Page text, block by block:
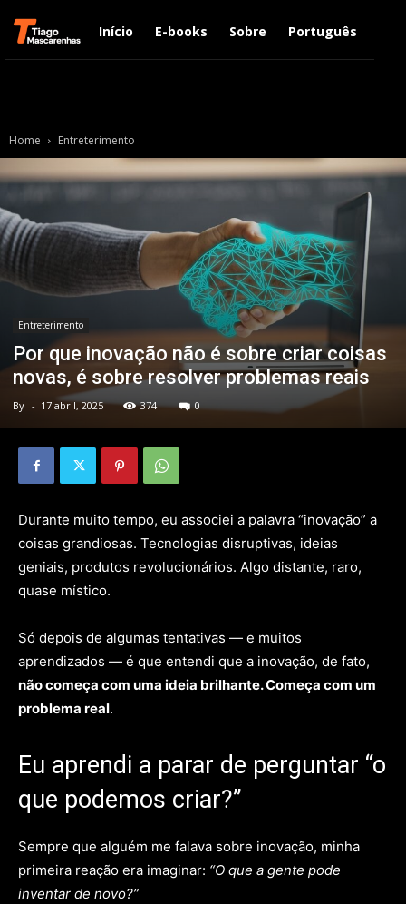
Início E-books Sobre Português
Home Entreterimento
Entreterimento
Por que inovação não é sobre criar coisas
novas, é sobre resolver problemas reais
By - 17 abril, 2025 374 0
Durante muito tempo, eu associei a palavra “inovação” a
coisas grandiosas. Tecnologias disruptivas, ideias
geniais, produtos revolucionários. Algo distante, raro,
quase místico.
Só depois de algumas tentativas — e muitos
aprendizados — é que entendi que a inovação, de fato,
não começa com uma ideia brilhante. Começa com um
problema real.
Eu aprendi a parar de perguntar “o
que podemos criar?”
Sempre que alguém me falava sobre inovação, minha
primeira reação era imaginar: “O que a gente pode
inventar de novo?”